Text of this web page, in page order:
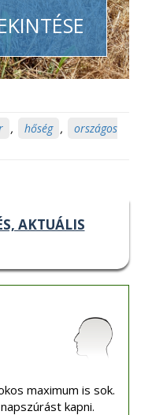
, hőség ,
országos
AKTUÁLIS
maximum is sok.
kapni.